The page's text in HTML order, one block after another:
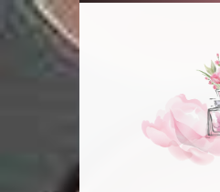
Перейти
к
контенту